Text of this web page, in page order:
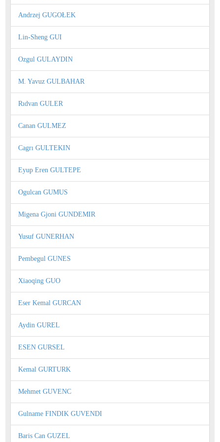
Andrzej GUGOŁEK
Lin-Sheng GUI
Ozgul GULAYDIN
M. Yavuz GULBAHAR
Rıdvan GULER
Canan GULMEZ
Cagrı GULTEKIN
Eyup Eren GULTEPE
Ogulcan GUMUS
Migena Gjoni GUNDEMIR
Yusuf GUNERHAN
Pembegul GUNES
Xiaoqing GUO
Eser Kemal GURCAN
Aydin GUREL
ESEN GURSEL
Kemal GURTURK
Mehmet GUVENC
Gulname FINDIK GUVENDI
Baris Can GUZEL